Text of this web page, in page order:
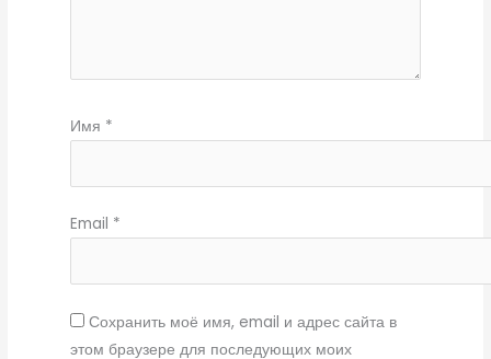
Имя *
Email *
Сохранить моё имя, email и адрес сайта в
этом браузере для последующих моих